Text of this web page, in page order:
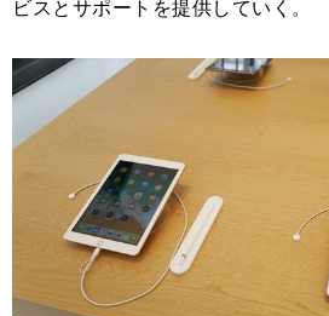
ビスとサポートを提供していく。